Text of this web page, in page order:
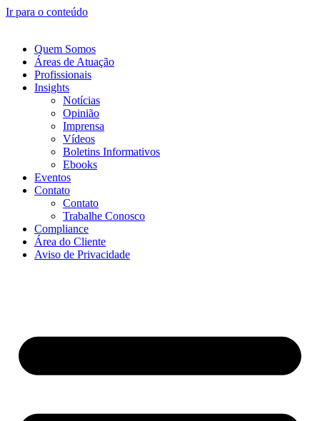
Ir para o conteúdo
Quem Somos
Áreas de Atuação
Profissionais
Insights
Notícias
Opinião
Imprensa
Vídeos
Boletins Informativos
Ebooks
Eventos
Contato
Contato
Trabalhe Conosco
Compliance
Área do Cliente
Aviso de Privacidade